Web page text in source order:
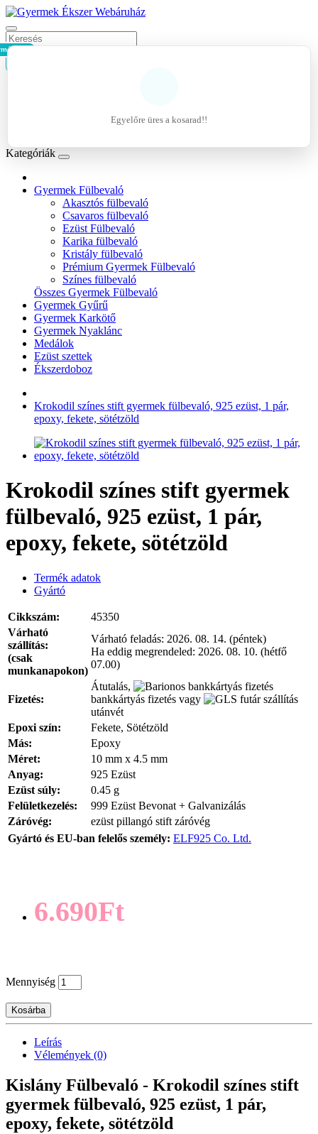
- 0Ft
Egyelőre üres a kosarad!!
Kategóriák
Gyermek Fülbevaló
Akasztós fülbevaló
Csavaros fülbevaló
Ezüst Fülbevaló
Karika fülbevaló
Kristály fülbevaló
Prémium Gyermek Fülbevaló
Színes fülbevaló
Összes Gyermek Fülbevaló
Gyermek Gyűrű
Gyermek Karkötő
Gyermek Nyaklánc
Medálok
Ezüst szettek
Ékszerdoboz
Krokodil színes stift gyermek fülbevaló, 925 ezüst, 1 pár,
epoxy, fekete, sötétzöld
Krokodil színes stift gyermek
fülbevaló, 925 ezüst, 1 pár,
epoxy, fekete, sötétzöld
Termék adatok
Gyártó
Cikkszám:
45350
Várható
szállítás:
(csak
munkanapokon)
Várható feladás: 2026. 08. 14. (péntek)
Ha eddig megrendeled: 2026. 08. 10. (hétfő
07.00)
Fizetés:
Átutalás,
bankkártyás fizetés vagy
utánvét
Epoxi szín:
Fekete, Sötétzöld
Más:
Epoxy
Méret:
10 mm x 4.5 mm
Anyag:
925 Ezüst
Ezüst súly:
0.45 g
Felületkezelés:
999 Ezüst Bevonat + Galvanizálás
Záróvég:
ezüst pillangó stift záróvég
Gyártó és EU-ban felelős személy: ELF925 Co. Ltd.
6.690Ft
Mennyiség
Kosárba
Leírás
Vélemények (0)
Kislány Fülbevaló - Krokodil színes stift
gyermek fülbevaló, 925 ezüst, 1 pár,
epoxy, fekete, sötétzöld